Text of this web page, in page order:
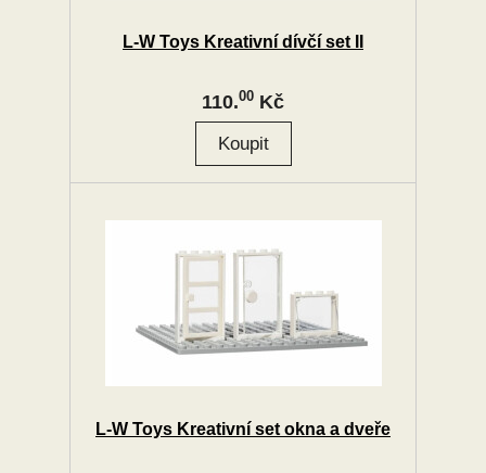
L-W Toys Kreativní dívčí set II
110.00 Kč
L-W Toys Kreativní set okna a dveře